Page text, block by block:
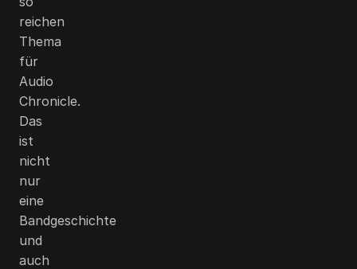
reichen
Thema
für
Audio
Chronicle.
Das
ist
nicht
nur
eine
Bandgeschichte
und
auch